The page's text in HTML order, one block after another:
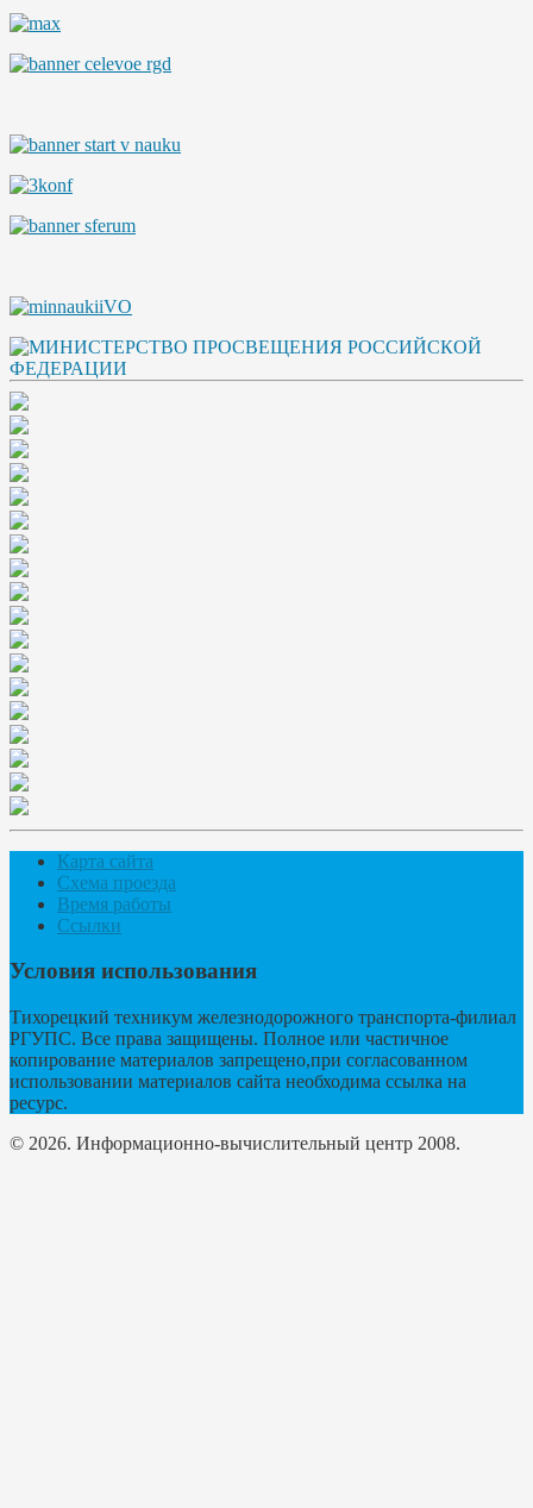
Карта сайта
Схема проезда
Время работы
Ссылки
Условия использования
Тихорецкий техникум железнодорожного транспорта-филиал
РГУПС. Все права защищены. Полное или частичное
копирование материалов запрещено,при согласованном
использовании материалов сайта необходима ссылка на
ресурс.
© 2026. Информационно-вычислительный центр 2008.